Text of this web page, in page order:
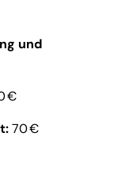
und
€
70 €